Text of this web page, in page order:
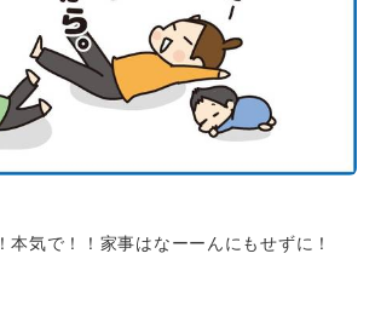
本気で！！家事はなーーんにもせずに！